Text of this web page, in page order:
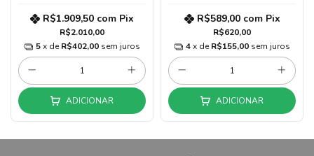
R$2.010,00
R$1.909,50 com Pix
5 x de R$402,00 sem juros
ADICIONAR
R$620,00
R$589,00 com Pix
4 x de R$155,00 sem juros
ADICIONAR